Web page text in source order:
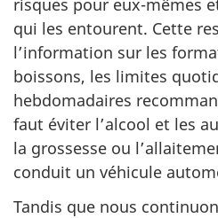
risques pour eux-mêmes
qui les entourent. Cette
l’information sur les
boissons, les limites
hebdomadaires
faut éviter l’alcool et les
la grossesse ou
conduit un véhicule
Tandis que nous